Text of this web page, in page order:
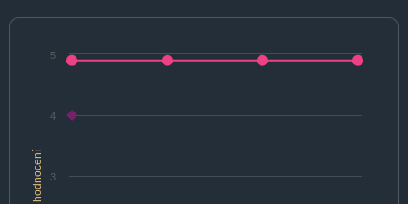
hodnocení 3
4
5